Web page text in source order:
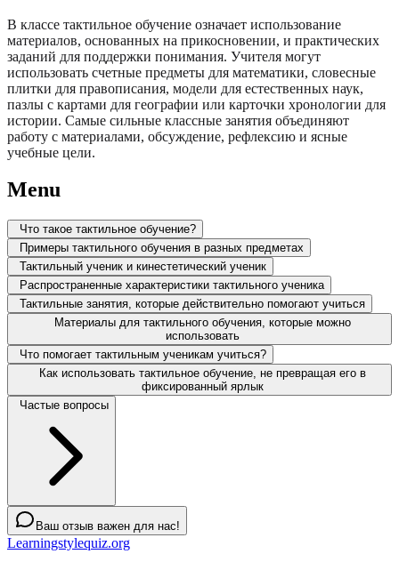
В классе тактильное обучение означает использование
материалов, основанных на прикосновении, и практических
заданий для поддержки понимания. Учителя могут
использовать счетные предметы для математики, словесные
плитки для правописания, модели для естественных наук,
пазлы с картами для географии или карточки хронологии для
истории. Самые сильные классные занятия объединяют
работу с материалами, обсуждение, рефлексию и ясные
учебные цели.
Menu
Что такое тактильное обучение?
Примеры тактильного обучения в разных предметах
Тактильный ученик и кинестетический ученик
Распространенные характеристики тактильного ученика
Тактильные занятия, которые действительно помогают учиться
Материалы для тактильного обучения, которые можно
использовать
Что помогает тактильным ученикам учиться?
Как использовать тактильное обучение, не превращая его в
фиксированный ярлык
Частые вопросы
Ваш отзыв важен для нас!
Learningstylequiz.org